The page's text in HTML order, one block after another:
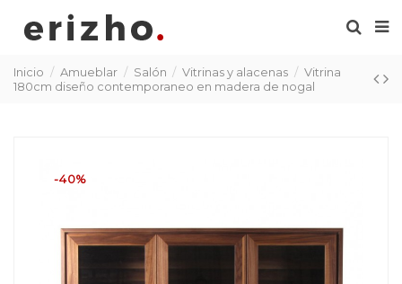
Inicio Amueblar Salón Vitrinas y alacenas
Vitrina
180cm diseño contemporaneo en madera de nogal
-40%